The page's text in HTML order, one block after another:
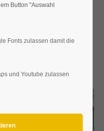
leider nicht.
leider nicht.
FROHE
EINEN GUTEN
Button "Auswahl
Fonts zulassen damit die
und Youtube zulassen